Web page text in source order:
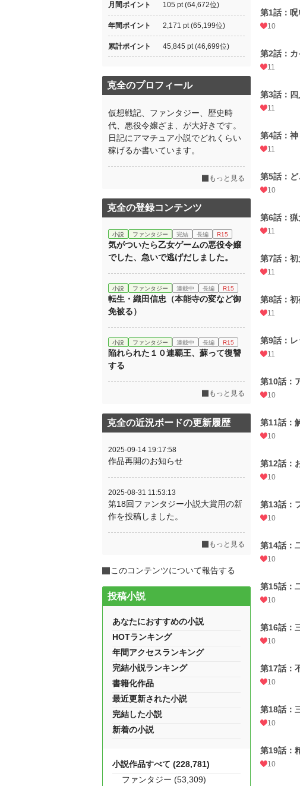
第1話：呪
10
第2話：
11
第3話：
11
第4話：
11
第5話：ど
10
第6話：猟
11
第7話：
11
第8話：初
11
第9話：
11
第10話：
10
第11話：
10
第12話：
10
第13話：
10
第14話：
10
第15話：
10
第16話：
10
第17話：
10
第18話：
10
第19話：
10
月間ポイント 105 pt (64,672位)
年間ポイント 2,171 pt (65,199位)
累計ポイント 45,845 pt (46,699位)
克全のプロフィール
仮想戦記、ファンタジー、歴史時
代、悪役令嬢ざま、が大好きです。
日記にアマチュア小説でどれくらい
稼げるか書いています。
もっと見る
克全の登録コンテンツ
小説 ファンタジー 完結 長編 R15
気がついたら乙女ゲームの悪役令嬢
でした、急いで逃げだしました。
小説 ファンタジー 連載中 長編 R15
転生・織田信忠（本能寺の変など御
免被る）
小説 ファンタジー 連載中 長編 R15
陥れられた１０連覇王、蘇って復讐
する
もっと見る
克全の近況ボードの更新履歴
2025-09-14 19:17:58
作品再開のお知らせ
2025-08-31 11:53:13
第18回ファンタジー小説大賞用の新
作を投稿しました。
もっと見る
このコンテンツについて報告する
投稿小説
あなたにおすすめの小説
HOTランキング
年間アクセスランキング
完結小説ランキング
書籍化作品
最近更新された小説
完結した小説
新着の小説
小説作品すべて (228,781)
ファンタジー (53,309)